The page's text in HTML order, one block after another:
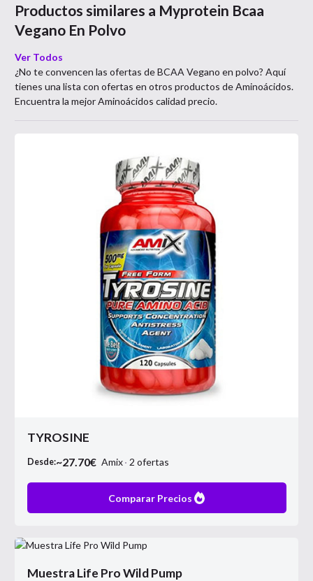
Productos similares a Myprotein Bcaa
Vegano En Polvo
Ver Todos
¿No te convencen las ofertas deBCAA Vegano en polvo? Aquí
tienes una lista con ofertas en otros productos deAminoácidos.
Encuentra la mejorAminoácidos calidad precio.
TYROSINE
Desde:~27.70€ Amix 2 ofertas
Comparar Precios
Muestra Life Pro Wild Pump